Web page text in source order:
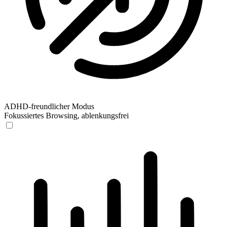
ADHD-freundlicher Modus
Fokussiertes Browsing, ablenkungsfrei